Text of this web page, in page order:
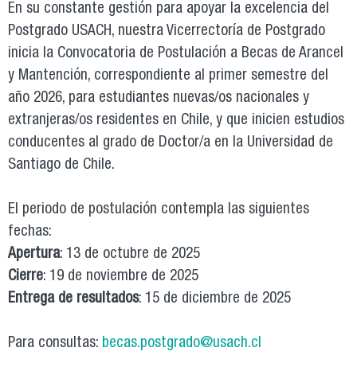
En su constante gestión para apoyar la excelencia del
Postgrado USACH, nuestra Vicerrectoría de Postgrado
inicia la Convocatoria de Postulación a Becas de Arancel
y Mantención, correspondiente al primer semestre del
año 2026, para estudiantes nuevas/os nacionales y
extranjeras/os residentes en Chile, y que inicien estudios
conducentes al grado de Doctor/a en la Universidad de
Santiago de Chile.
El periodo de postulación contempla las siguientes
fechas:
Apertura: 13 de octubre de 2025
Cierre: 19 de noviembre de 2025
Entrega de resultados: 15 de diciembre de 2025
Para consultas: becas.postgrado@usach.cl